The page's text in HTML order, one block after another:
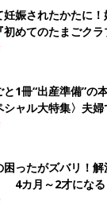
妊娠されたかたに
めてのたまごクラ
と1冊“出産準備”の
シャル大特集〉夫
困ったがズバリ！
4カ月～2才になる
！